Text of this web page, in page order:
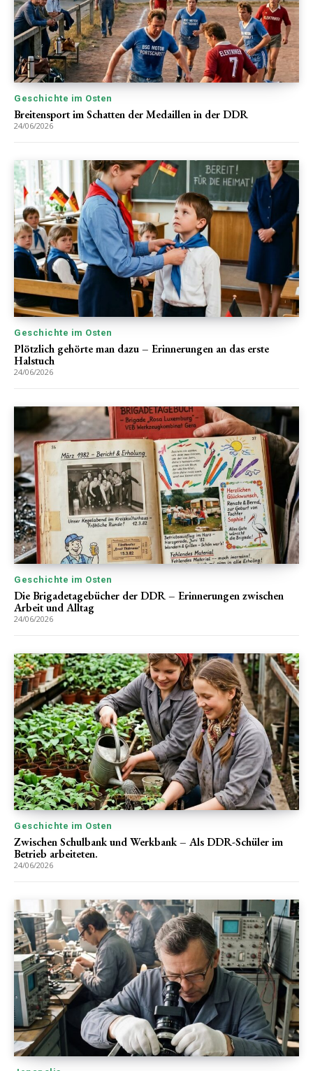
Geschichte im Osten
Breitensport im Schatten der Medaillen in der DDR
24/06/2026
Geschichte im Osten
Plötzlich gehörte man dazu – Erinnerungen an das erste
Halstuch
24/06/2026
Geschichte im Osten
Die Brigadetagebücher der DDR – Erinnerungen zwischen
Arbeit und Alltag
24/06/2026
Geschichte im Osten
Zwischen Schulbank und Werkbank – Als DDR-Schüler im
Betrieb arbeiteten.
24/06/2026